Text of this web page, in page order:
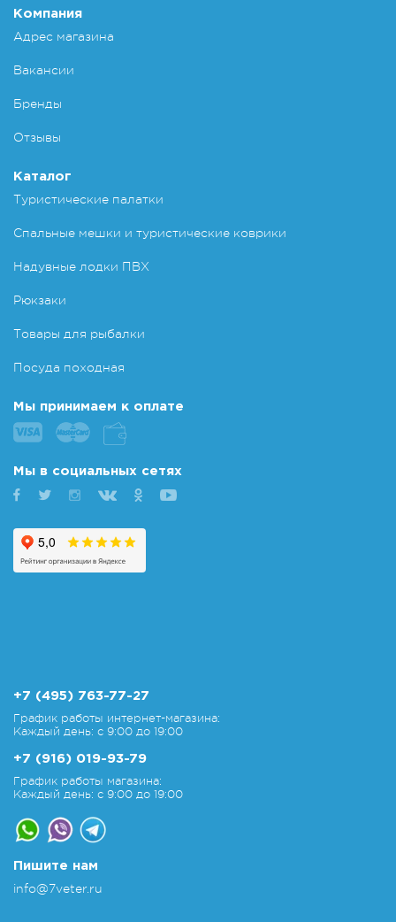
Компания
Адрес магазина
Вакансии
Бренды
Отзывы
Каталог
Туристические палатки
Спальные мешки и туристические коврики
Надувные лодки ПВХ
Рюкзаки
Товары для рыбалки
Посуда походная
Мы принимаем к оплате
Мы в социальных сетях
+7 (495) 763-77-27
График работы интернет-магазина:
Каждый день: с 9:00 до 19:00
+7 (916) 019-93-79
График работы магазина:
Каждый день: с 9:00 до 19:00
Пишите нам
info@7veter.ru